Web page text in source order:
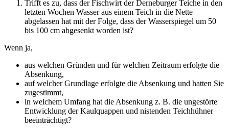
Trifft es zu, dass der Fischwirt der Derneburger Teiche in den
letzten Wochen Wasser aus einem Teich in die Nette
abgelassen hat mit der Folge, dass der Wasserspiegel um 50
bis 100 cm abgesenkt worden ist?
Wenn ja,
aus welchen Gründen und für welchen Zeitraum erfolgte die
Absenkung,
auf welcher Grundlage erfolgte die Absenkung und hatten Sie
zugestimmt,
in welchem Umfang hat die Absenkung z. B. die ungestörte
Entwicklung der Kaulquappen und nistenden Teichhühner
beeinträchtigt?